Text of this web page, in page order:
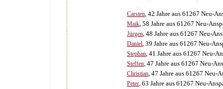
Carsten, 42 Jahre aus 61267 Neu-
Maik, 58 Jahre aus 61267 Neu-
Jürgen, 48 Jahre aus 61267 Neu-
Daniel, 39 Jahre aus 61267 Neu-
Stephan, 41 Jahre aus 61267 Neu-
Steffen, 47 Jahre aus 61267 Neu-
Christian, 47 Jahre aus 61267 Neu-
Peter, 63 Jahre aus 61267 Neu-